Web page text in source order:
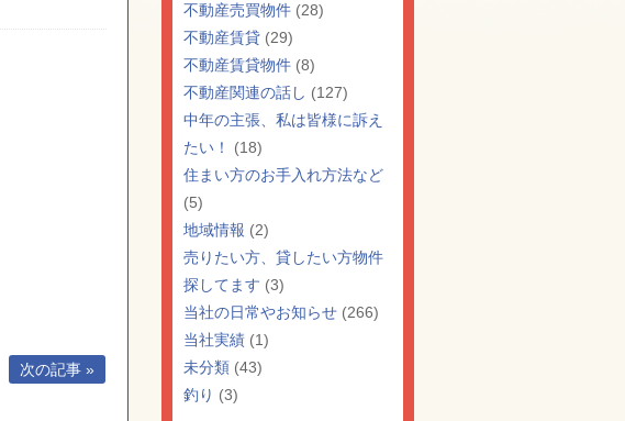
次の記事 »
不動産売買物件 (28)
不動産賃貸 (29)
不動産賃貸物件 (8)
不動産関連の話し (127)
中年の主張、私は皆様に訴え
たい！
(18)
住まい方のお手入れ方法など
(5)
地域情報 (2)
売りたい方、貸したい方物件
探してます (3)
当社の日常やお知らせ (266)
当社実績 (1)
未分類 (43)
釣り (3)